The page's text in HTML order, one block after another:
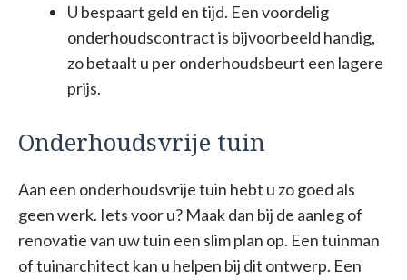
U bespaart geld en tijd. Een voordelig
onderhoudscontract is bijvoorbeeld handig,
zo betaalt u per onderhoudsbeurt een lagere
prijs.
Onderhoudsvrije tuin
Aan een onderhoudsvrije tuin hebt u zo goed als
geen werk. Iets voor u? Maak dan bij de aanleg of
renovatie van uw tuin een slim plan op. Een tuinman
of tuinarchitect kan u helpen bij dit ontwerp. Een